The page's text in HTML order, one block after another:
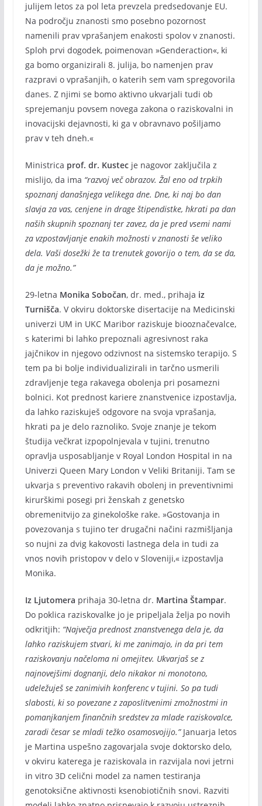
julijem letos za pol leta prevzela predsedovanje EU.
Na področju znanosti smo posebno pozornost
namenili prav vprašanjem enakosti spolov v znanosti.
Sploh prvi dogodek, poimenovan »Genderaction«, ki
ga bomo organizirali 8. julija, bo namenjen prav
razpravi o vprašanjih, o katerih sem vam spregovorila
danes. Z njimi se bomo aktivno ukvarjali tudi ob
sprejemanju povsem novega zakona o raziskovalni in
inovacijski dejavnosti, ki ga v obravnavo pošiljamo
prav v teh dneh.«
Ministrica prof. dr. Kustecje nagovor zaključila z
mislijo, da ima “razvoj več obrazov. Žal eno od trpkih
spoznanj današnjega velikega dne. Dne, ki naj bo dan
slavja za vas, cenjene in drage štipendistke, hkrati pa dan
naših skupnih spoznanj ter zavez, da je pred vsemi nami
za vzpostavljanje enakih možnosti v znanosti še veliko
dela. Vaši dosežki že ta trenutek govorijo o tem, da se da,
da je možno.”
29-letna Monika Sobočan, dr. med., prihaja iz
Turnišča. V okviru doktorske disertacije na Medicinski
univerzi UM in UKC Maribor raziskuje biooznačevalce,
s katerimi bi lahko prepoznali agresivnost raka
jajčnikov in njegovo odzivnost na sistemsko terapijo. S
tem pa bi bolje individualizirali in tarčno usmerili
zdravljenje tega rakavega obolenja pri posamezni
bolnici. Kot prednost kariere znanstvenice izpostavlja,
da lahko raziskuješ odgovore na svoja vprašanja,
hkrati pa je delo raznoliko. Svoje znanje je tekom
študija večkrat izpopolnjevala v tujini, trenutno
opravlja usposabljanje v Royal London Hospital in na
Univerzi Queen Mary London v Veliki Britaniji. Tam se
ukvarja s preventivo rakavih obolenj in preventivnimi
kirurškimi posegi pri ženskah z genetsko
obremenitvijo za ginekološke rake. »Gostovanja in
povezovanja s tujino ter drugačni načini razmišljanja
so nujni za dvig kakovosti lastnega dela in tudi za
vnos novih pristopov v delo v Sloveniji,« izpostavlja
Monika.
Iz Ljutomera prihaja 30-letna dr. Martina Štampar.
Do poklica raziskovalke jo je pripeljala želja po novih
odkritjih: “Največja prednost znanstvenega dela je, da
lahko raziskujem stvari, ki me zanimajo, in da pri tem
raziskovanju načeloma ni omejitev. Ukvarjaš se z
najnovejšimi dognanji, delo nikakor ni monotono,
udeležuješ se zanimivih konferenc v tujini. So pa tudi
slabosti, ki so povezane z zaposlitvenimi zmožnostmi in
pomanjkanjem finančnih sredstev za mlade raziskovalce,
zaradi česar se mladi težko osamosvojijo.”Januarja letos
je Martina uspešno zagovarjala svoje doktorsko delo,
v okviru katerega je raziskovala in razvijala novi jetrni
in vitro 3D celični model za namen testiranja
genotoksične aktivnosti ksenobiotičnih snovi. Razviti